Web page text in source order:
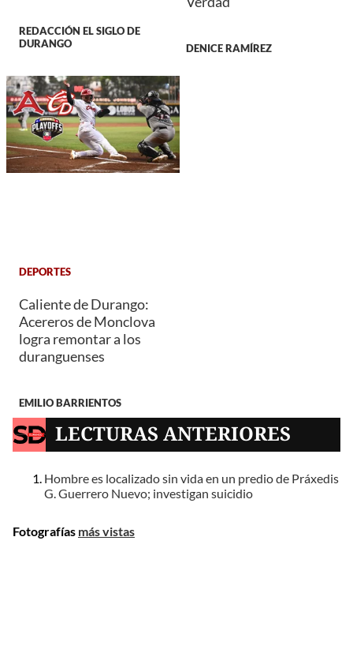
REDACCIÓN EL SIGLO DE
DURANGO
DENICE RAMÍREZ
DEPORTES
Caliente de Durango:
Acereros de Monclova
logra remontar a los
duranguenses
EMILIO BARRIENTOS
LECTURAS ANTERIORES
Hombre es localizado sin vida en un predio de Práxedis
G. Guerrero Nuevo; investigan suicidio
Fotografías más vistas